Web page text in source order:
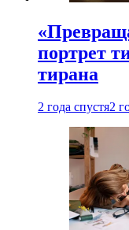
портрет
тирана
2 года спустя2